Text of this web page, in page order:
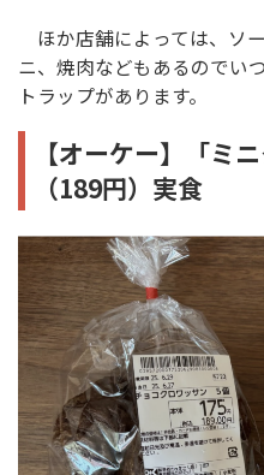
ほか店舗によっては、ソ
ニ、焼肉などもあるのでい
トラップがあります。
【オーケー】「ミ
（189円）実食